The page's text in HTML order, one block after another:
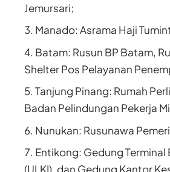
Jemursari;
Manado: Asrama Haji
Batam: Rusun BP Batam,
Shelter Pos Pelayanan
Tanjung Pinang: Rumah
Badan Pelindungan Pekerja
Nunukan: Rusunawa
Entikong: Gedung
(ULKI), dan Gedung Kantor